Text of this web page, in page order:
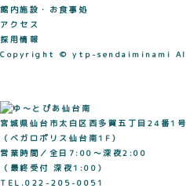
館内施設・お食事処
アクセス
採用情報
Copyright © ytp-sendaiminami
宮城県仙台市太白区西多賀五丁目24番1号
（ベガロポリス仙台南1F）
営業時間／全日7:00〜深夜2:00
（最終受付 深夜1:00）
TEL.022-205-0051